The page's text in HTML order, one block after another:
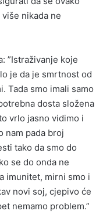
nikada ne
”Istraživanje koje
je da je smrtnost od
Tada smo imali samo
dosta složena
vrlo jasno vidimo i
nam pada broj
tako da smo do
se do onda ne
imunitet, mirni smo i
novi soj, cjepivo će
nemamo problem.”